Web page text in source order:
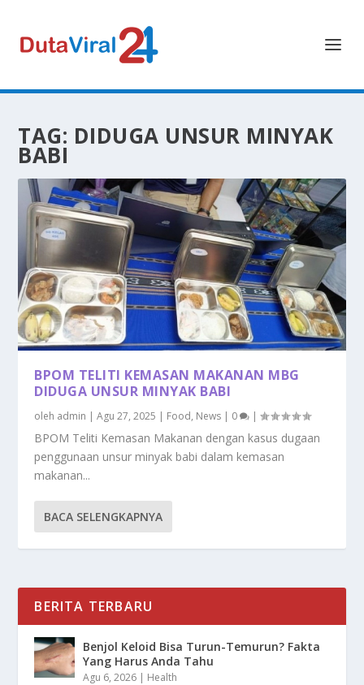
TAG: DIDUGA UNSUR MINYAK
BABI
BPOM TELITI KEMASAN MAKANAN MBG
DIDUGA UNSUR MINYAK BABI
oleh admin |Agu 27, 2025 | Food, News | 0 |
BPOM Teliti Kemasan Makanan dengan kasus dugaan
penggunaan unsur minyak babi dalam kemasan
makanan...
BACA SELENGKAPNYA
BERITA TERBARU
Benjol Keloid Bisa Turun-Temurun? Fakta
Yang Harus Anda Tahu
Agu 6, 2026 | Health